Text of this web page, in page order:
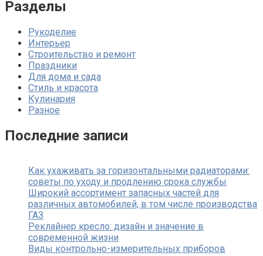
записям
Разделы
Рукоделие
Интерьер
Строительство и ремонт
Праздники
Для дома и сада
Стиль и красота
Кулинария
Разное
Последние записи
Как ухаживать за горизонтальными радиаторами:
советы по уходу и продлению срока службы
Широкий ассортимент запасных частей для
различных автомобилей, в том числе производства
ГАЗ
Реклайнер кресло: дизайн и значение в
современной жизни
Виды контрольно-измерительных приборов